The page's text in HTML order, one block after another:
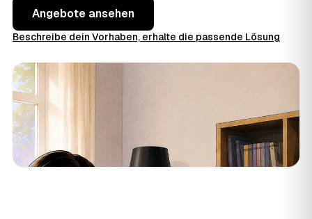
Angebote ansehen
Beschreibe dein Vorhaben, erhalte die passende Lösung